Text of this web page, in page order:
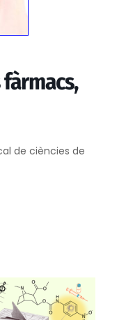
de ciències de